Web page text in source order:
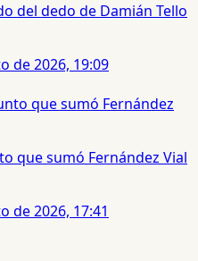
del dedo de Damián Tello
de 2026, 19:09
que sumó Fernández Vial
de 2026, 17:41